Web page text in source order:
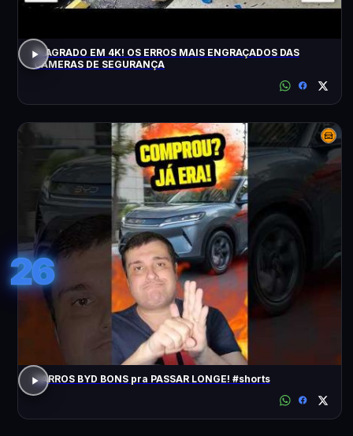
FLAGRADO EM 4K! OS ERROS MAIS ENGRAÇADOS DAS
CÂMERAS DE SEGURANÇA
26
CARROS BYD BONS pra PASSAR LONGE! #shorts